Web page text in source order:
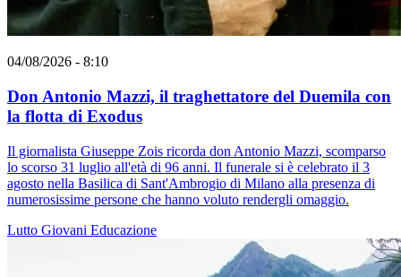
04/08/2026 - 8:10
Don Antonio Mazzi, il traghettatore del Duemila con
la flotta di Exodus
Il giornalista Giuseppe Zois ricorda don Antonio Mazzi, scomparso
lo scorso 31 luglio all'età di 96 anni. Il funerale si è celebrato il 3
agosto nella Basilica di Sant'Ambrogio di Milano alla presenza di
numerosissime persone che hanno voluto rendergli omaggio.
Lutto Giovani Educazione